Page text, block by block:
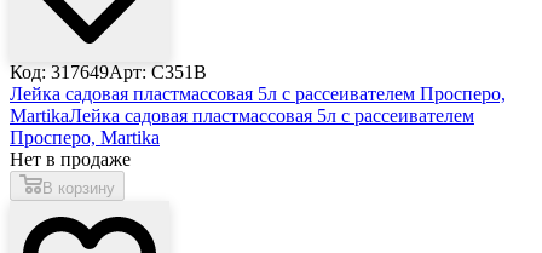
Код: 317649Арт: С351В
Лейка садовая пластмассовая 5л с рассеивателем Просперо,
MartikaЛейка садовая пластмассовая 5л с рассеивателем
Просперо, Martika
Нет в продаже
В корзину